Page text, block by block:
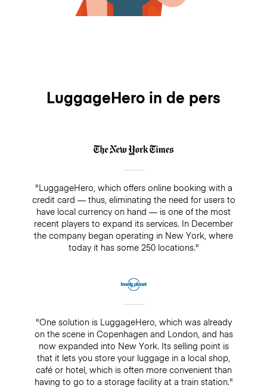
LuggageHero in de pers
"LuggageHero, which offers online booking with a
credit card — thus, eliminating the need for users to
have local currency on hand — is one of the most
recent players to expand its services. In December
the company began operating in New York, where
today it has some 250 locations."
"One solution is LuggageHero, which was already
on the scene in Copenhagen and London, and has
now expanded into New York. Its selling point is
that it lets you store your luggage in a local shop,
café or hotel, which is often more convenient than
having to go to a storage facility at a train station."